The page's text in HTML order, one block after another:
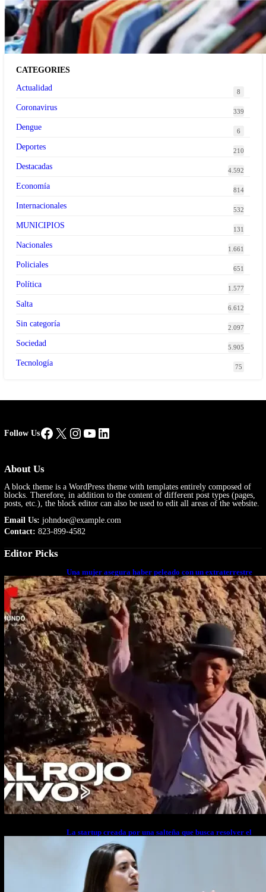
Las grandes marcas globales se suman a la
tendencia de la ropa de segunda mano premium
CATEGORIES
Actualidad
8
Coronavirus 339
Dengue 6
Deportes 210
Destacadas 4.592
Economía 814
Internacionales 532
MUNICIPIOS 131
Nacionales 1.661
Policiales 651
Política 1.577
Salta 6.612
Sin categoría 2.097
Sociedad 5.905
Tecnología 75
Follow UsFacebook
X Instagram
YouTube
LinkedIn
About Us
A block theme is a WordPress theme with templates entirely composed of
blocks. Therefore, in addition to the content of different post types (pages,
posts, etc.), the block editor can also be used to edit all areas of the website.
Email Us: johndoe@example.com
Contact: 823-899-4582
Editor Picks
Una mujer asegura haber peleado con un extraterrestre
cuerpo a cuerpo
La startup creada por una salteña que busca resolver el
estrés financiero en Latinoamérica